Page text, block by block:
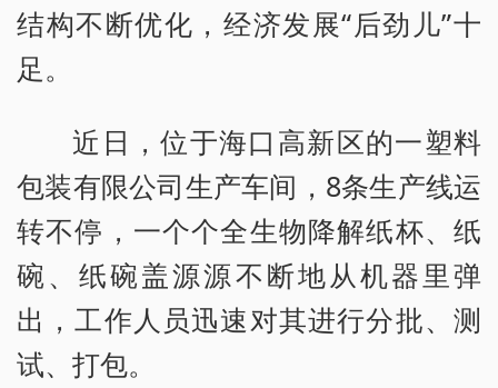
结构不断优化，经济发展“后劲儿”十
足。
近日，位于海口高新区的一塑料
包装有限公司生产车间，8条生产线运
转不停，一个个全生物降解纸杯、纸
碗、纸碗盖源源不断地从机器里弹
出，工作人员迅速对其进行分批、测
试、打包。